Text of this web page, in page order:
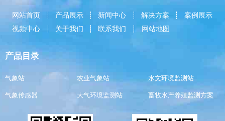
网站首页 产品展示 新闻中心 解决方案
案例展示
视频中心
关于我们 联系我们 网站地图
产品目录
气象站 农业气象站 水文环境监测站
气象传感器 大气环境监测站 畜牧水产养殖监测方案